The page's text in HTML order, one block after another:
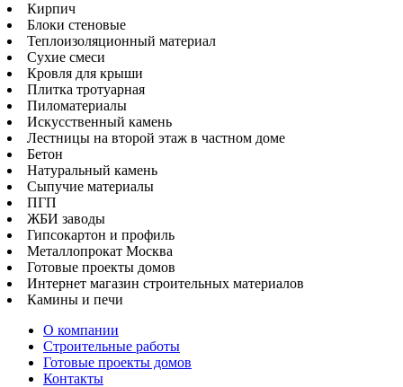
Кирпич
Блоки стеновые
Теплоизоляционный материал
Сухие смеси
Кровля для крыши
Плитка тротуарная
Пиломатериалы
Искусственный камень
Лестницы на второй этаж в частном доме
Бетон
Натуральный камень
Сыпучие материалы
ПГП
ЖБИ заводы
Гипсокартон и профиль
Металлопрокат Москва
Готовые проекты домов
Интернет магазин строительных материалов
Камины и печи
О компании
Строительные работы
Готовые проекты домов
Контакты